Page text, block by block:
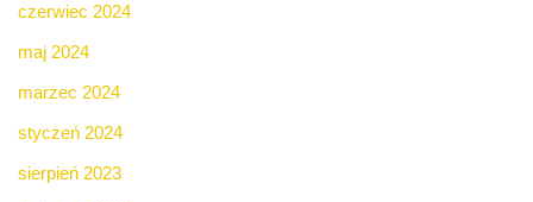
czerwiec 2024
maj 2024
marzec 2024
styczeń 2024
sierpień 2023